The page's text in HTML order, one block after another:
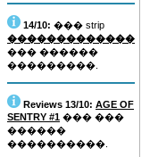
14/10: ��� strip
�������������
��� ������
���������.
Reviews 13/10: AGE OF
SENTRY #1 ��� ���
������
����������.